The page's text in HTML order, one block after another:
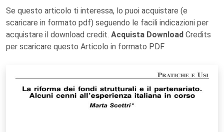
Se questo articolo ti interessa, lo puoi acquistare (e
scaricare in formato pdf) seguendo le facili indicazioni per
acquistare il download credit. Acquista Download Credits
per scaricare questo Articolo in formato PDF